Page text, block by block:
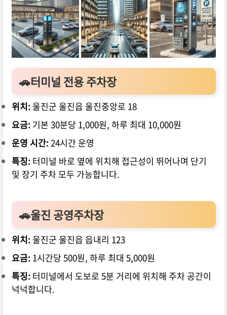
🚗터미널 전용 주차장
위치: 울진군 울진읍 울진중앙로 18
요금: 기본 30분당 1,000원, 하루 최대 10,000원
운영 시간: 24시간 운영
특징: 터미널 바로 옆에 위치해 접근성이 뛰어나며 단기
및 장기 주차 모두 가능합니다.
🚗울진 공영주차장
위치: 울진군 울진읍 읍내리 123
요금: 1시간당 500원, 하루 최대 5,000원
특징: 터미널에서 도보로 5분 거리에 위치해 주차 공간이
넉넉합니다.